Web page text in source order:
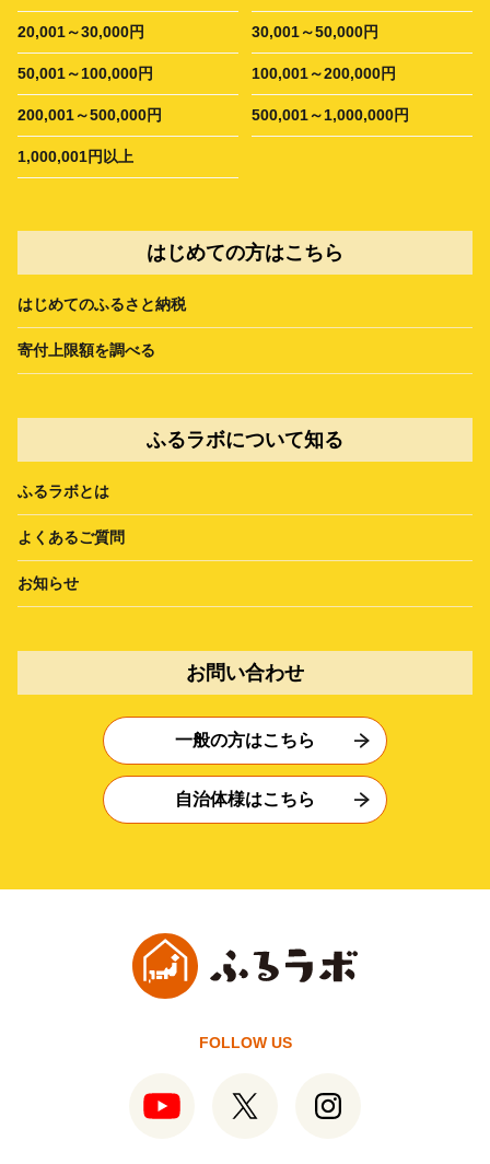
20,001～30,000円 30,001～50,000円
50,001～100,000円 100,001～200,000円
200,001～500,000円 500,001～1,000,000円
1,000,001円以上
はじめての方はこちら
はじめてのふるさと納税
寄付上限額を調べる
ふるラボについて知る
ふるラボとは
よくあるご質問
お知らせ
お問い合わせ
一般の方はこちら
自治体様はこちら
FOLLOW US